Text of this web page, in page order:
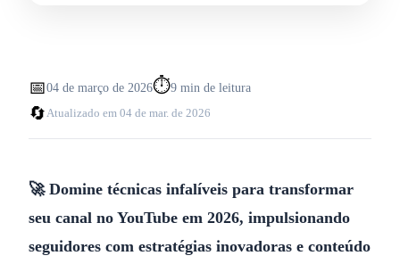
📅04 de março de 2026⏱️9 min de leitura
🔄Atualizado em 04 de mar. de 2026
🚀 Domine técnicas infalíveis para transformar
seu canal no YouTube em 2026, impulsionando
seguidores com estratégias inovadoras e conteúdo